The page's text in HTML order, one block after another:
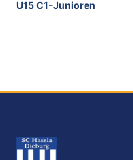
U15 C1-Junioren